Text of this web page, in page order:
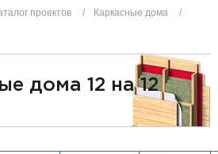
проектов Каркасные дома
дома 12 на 12